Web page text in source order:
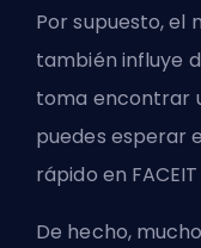
Por supuesto, el
también influye
toma encontrar
puedes esperar
rápido en FACEIT
De hecho,